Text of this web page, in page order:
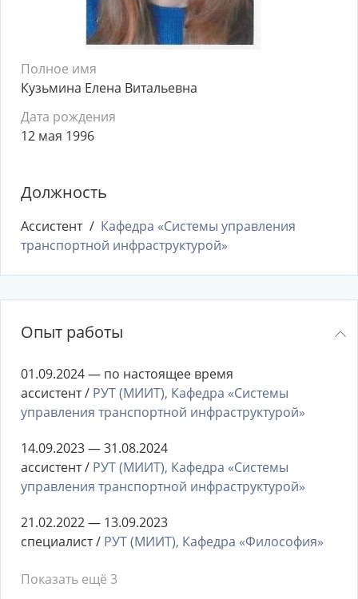
Полное имя
Кузьмина Елена Витальевна
Дата рождения
12 мая 1996
Должность
Ассистент
Кафедра «Системы управления
транспортной инфраструктурой»
Опыт работы
01.09.2024 — по настоящее время
ассистент / РУТ (МИИТ), Кафедра «Системы
управления транспортной инфраструктурой»
14.09.2023 — 31.08.2024
ассистент / РУТ (МИИТ), Кафедра «Системы
управления транспортной инфраструктурой»
21.02.2022 — 13.09.2023
специалист / РУТ (МИИТ), Кафедра «Философия»
Показать ещё 3